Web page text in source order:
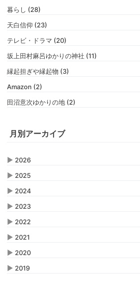
暮らし (28)
天白信仰 (23)
テレビ・ドラマ (20)
坂上田村麻呂ゆかりの神社 (11)
縁起担ぎや縁起物 (3)
Amazon (2)
田沼意次ゆかりの地 (2)
月別アーカイブ
▶ 2026
▶ 2025
▶ 2024
▶ 2023
▶ 2022
▶ 2021
▶ 2020
▶ 2019